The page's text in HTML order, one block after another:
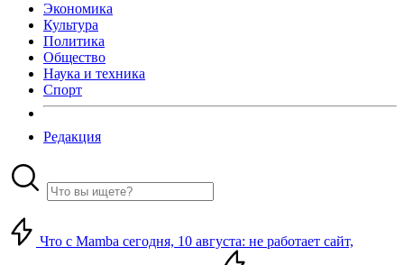
Экономика
Культура
Политика
Общество
Наука и техника
Спорт
Редакция
Что с Mamba сегодня, 10 августа: не работает сайт,